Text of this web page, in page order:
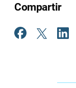
Compartir